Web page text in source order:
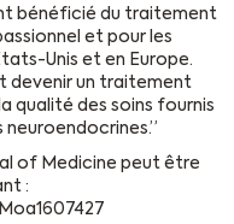
bénéficié du traitement
et pour les
Unis et en Europe.
devenir un traitement
qualité des soins fournis
of Medicine peut être
: